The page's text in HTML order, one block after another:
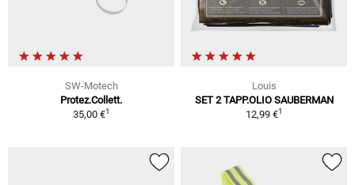
SW-Motech
Protez.Collett.
35,00 €1
Louis
SET 2 TAPP.OLIO SAUBERMAN
12,99 €1